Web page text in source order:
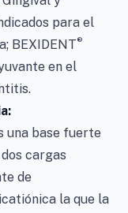
para el
BEXIDENT®
en el
una base fuerte
cargas
de
la que la